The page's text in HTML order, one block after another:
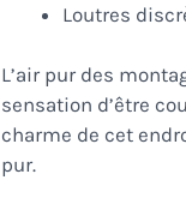
Loutres
L’air pur des
sensation d’être
charme de cet
pur.